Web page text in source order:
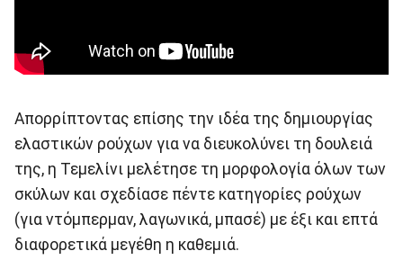
Απορρίπτοντας επίσης την ιδέα της δημιουργίας
ελαστικών ρούχων για να διευκολύνει τη δουλειά
της, η Τεμελίνι μελέτησε τη μορφολογία όλων των
σκύλων και σχεδίασε πέντε κατηγορίες ρούχων
(για ντόμπερμαν, λαγωνικά, μπασέ) με έξι και επτά
διαφορετικά μεγέθη η καθεμιά.